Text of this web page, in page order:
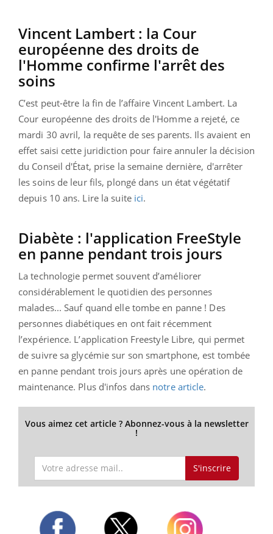
Vincent Lambert : la Cour
européenne des droits de
l'Homme confirme l'arrêt des
soins
C’est peut-être la fin de l’affaire Vincent Lambert. La
Cour européenne des droits de l'Homme a rejeté, ce
mardi 30 avril, la requête de ses parents. Ils avaient en
effet saisi cette juridiction pour faire annuler la décision
du Conseil d'État, prise la semaine dernière, d'arrêter
les soins de leur fils, plongé dans un état végétatif
depuis 10 ans. Lire la suiteici.
Diabète : l'application FreeStyle
en panne pendant trois jours
La technologie permet souvent d’améliorer
considérablement le quotidien des personnes
malades... Sauf quand elle tombe en panne ! Des
personnes diabétiques en ont fait récemment
l’expérience. L’application Freestyle Libre, qui permet
de suivre sa glycémie sur son smartphone, est tombée
en panne pendant trois jours après une opération de
maintenance. Plus d'infos dans notre article.
Vous aimez cet article ? Abonnez-vous à la newsletter
!
S'inscrire